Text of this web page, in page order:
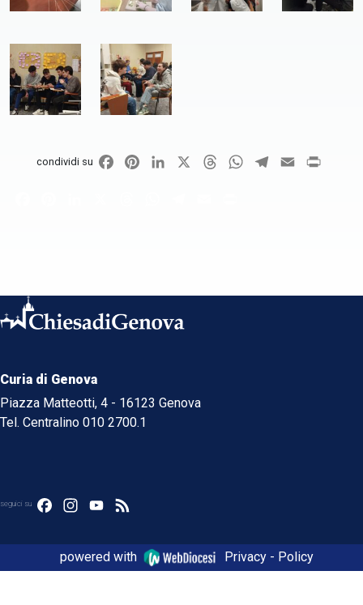
condividi su FacebookPinterestLinkedIn ThreadsWhatsApp
Telegram
Email
Curia di Genova
Piazza Matteotti, 4 - 16123 Genova
Tel. Centralino 010 2700.1
seguici su FacebookInstagram
YouTube
powered with Privacy - Policy